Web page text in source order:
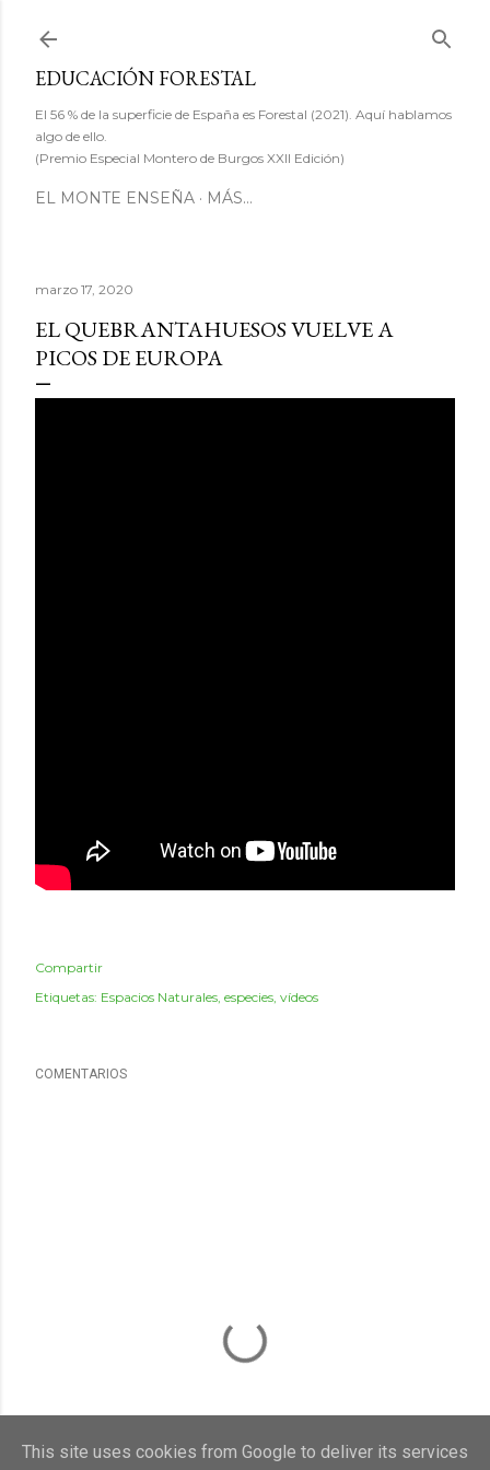
EDUCACIÓN FORESTAL
El 56 % de la superficie de España es Forestal (2021). Aquí hablamos
algo de ello.
(Premio Especial Montero de Burgos XXII Edición)
EL MONTE ENSEÑA MÁS…
marzo 17, 2020
EL QUEBRANTAHUESOS VUELVE A
PICOS DE EUROPA
Compartir
Etiquetas: Espacios Naturales especies vídeos
COMENTARIOS
This site uses cookies from Google to deliver its services